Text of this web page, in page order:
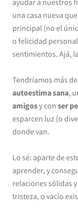
una casa nueva
principal (no el
o felicidad
sentimientos. Ajá,
Tendríamos más
autoestima sana,
amigosy con ser
esparcen luz (o
donde van.
Lo sé: aparte de
aprender, y
relaciones sólidas
tristeza, o vacío